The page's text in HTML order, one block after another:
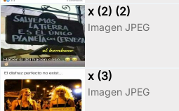
x (2) (2)
Imagen JPEG
x (3)
Imagen JPEG